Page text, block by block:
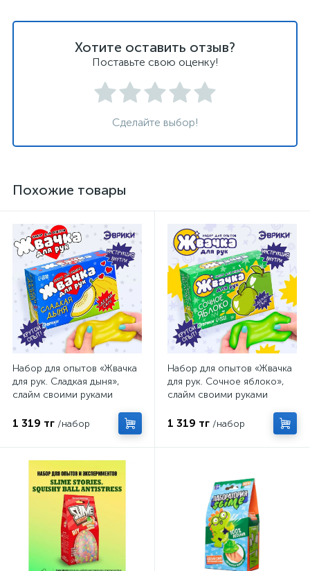
Хотите оставить отзыв?
Поставьте свою оценку!
Сделайте выбор!
Похожие товары
Набор для опытов «Жвачка
для рук. Сладкая дыня»,
слайм своими руками
1 319 тг /набор
Набор для опытов «Жвачка
для рук. Сочное яблоко»,
слайм своими руками
1 319 тг /набор